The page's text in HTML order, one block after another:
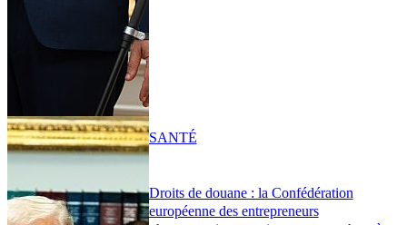
Droits de douane : la Confédération
européenne des entrepreneurs
SANTÉ